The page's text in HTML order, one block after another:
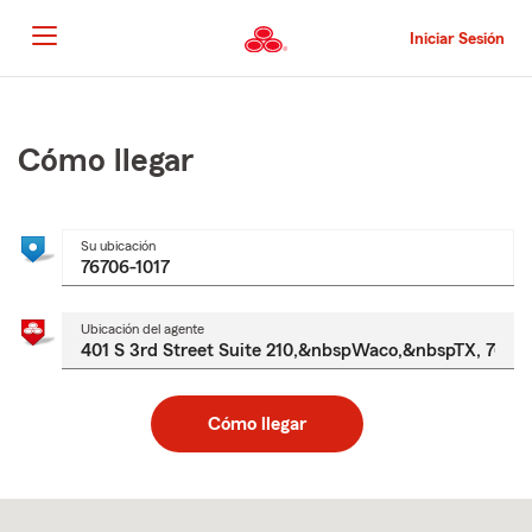
al
contenido
principal
Iniciar Sesión
principal
Cómo llegar
Su ubicación
Ubicación del agente
Cómo llegar
to